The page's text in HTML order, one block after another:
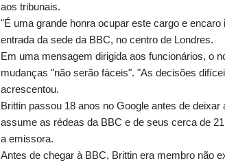
aos tribunais.
"É uma grande honra ocupar este cargo e
entrada da sede da BBC, no centro de Londres.
Em uma mensagem dirigida aos funcionários, o
mudanças "não serão fáceis". "As decisões
acrescentou.
Brittin passou 18 anos no Google antes de
assume as rédeas da BBC e de seus cerca de
a emissora.
Antes de chegar à BBC, Brittin era membro não